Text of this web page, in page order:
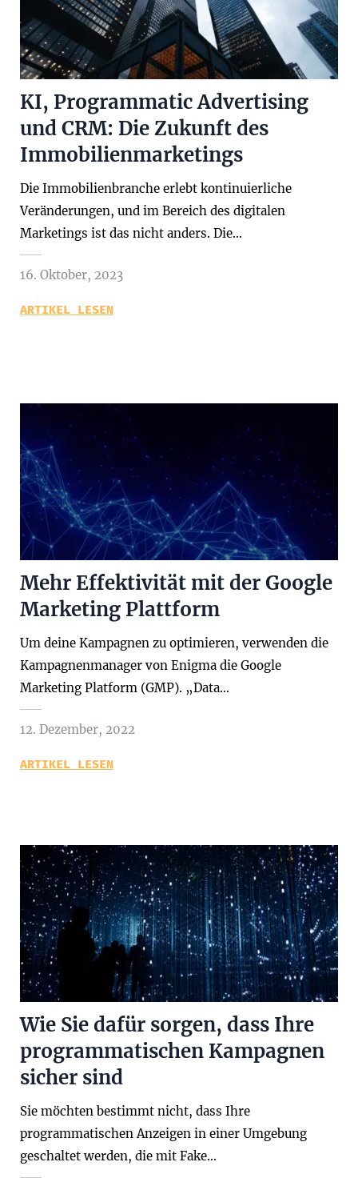
KI, Programmatic Advertising
und CRM: Die Zukunft des
Immobilienmarketings
Die Immobilienbranche erlebt kontinuierliche
Veränderungen, und im Bereich des digitalen
Marketings ist das nicht anders. Die…
16. Oktober, 2023
ARTIKEL LESEN
Mehr Effektivität mit der Google
Marketing Plattform
Um deine Kampagnen zu optimieren, verwenden die
Kampagnenmanager von Enigma die Google
Marketing Platform (GMP). „Data…
12. Dezember, 2022
ARTIKEL LESEN
Wie Sie dafür sorgen, dass Ihre
programmatischen Kampagnen
sicher sind
Sie möchten bestimmt nicht, dass Ihre
programmatischen Anzeigen in einer Umgebung
geschaltet werden, die mit Fake…